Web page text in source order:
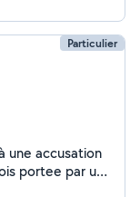
Particulier